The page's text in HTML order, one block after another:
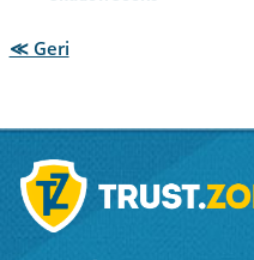
≪ Geri